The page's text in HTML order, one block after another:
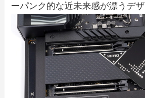
ーパンク的な近未来感が漂うデザ